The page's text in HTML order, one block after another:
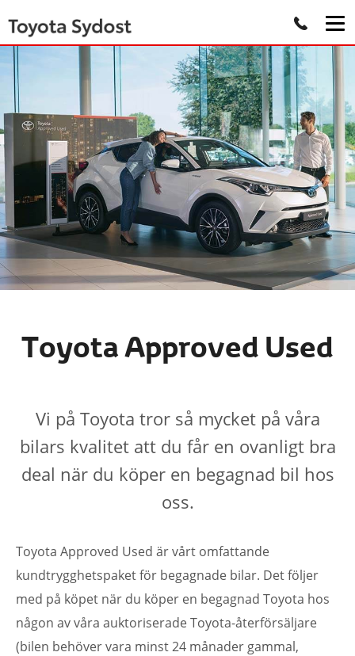
Toyota Approved Used
Vi på Toyota tror så mycket på våra
bilars kvalitet att du får en ovanligt bra
deal när du köper en begagnad bil hos
oss.
Toyota Approved Used är vårt omfattande
kundtrygghetspaket för begagnade bilar. Det följer
med på köpet när du köper en begagnad Toyota hos
någon av våra auktoriserade Toyota-återförsäljare
(bilen behöver vara minst 24 månader gammal,